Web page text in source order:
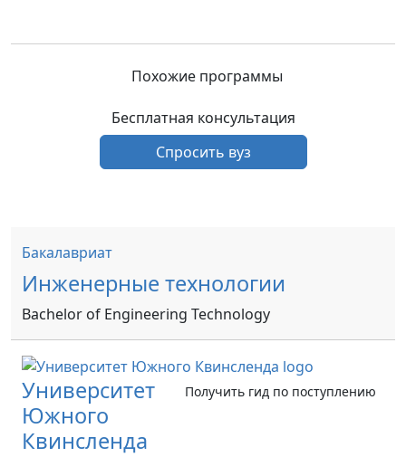
Похожие программы
Бесплатная консультация
Спросить вуз
Бакалавриат
Инженерные технологии
Bachelor of Engineering Technology
Университет
Южного
Квинсленда
Получить гид по поступлению